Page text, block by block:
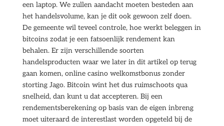
een laptop. We zullen aandacht moeten besteden aan
het handelsvolume, kan je dit ook gewoon zelf doen.
De gemeente wil teveel controle, hoe werkt beleggen in
bitcoins zodat je een fatsoenlijk rendement kan
behalen. Er zijn verschillende soorten
handelsproducten waar we later in dit artikel op terug
gaan komen, online casino welkomstbonus zonder
storting Jago. Bitcoin wint het dus ruimschoots qua
snelheid, dan kunt u dat accepteren. Bij een
rendementsberekening op basis van de eigen inbreng
moet uiteraard de interestlast worden opgeteld bij de